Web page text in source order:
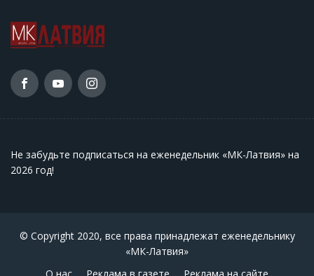
Не забудьте подписаться на еженедельник «МК-Латвия» на
2026 год!
© Copyright 2020, все права принадлежат еженедельнику
«МК-Латвия»